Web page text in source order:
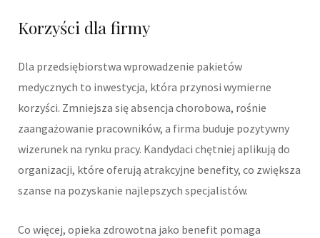
Korzyści dla firmy
Dla przedsiębiorstwa wprowadzenie pakietów
medycznych to inwestycja, która przynosi wymierne
korzyści. Zmniejsza się absencja chorobowa, rośnie
zaangażowanie pracowników, a firma buduje pozytywny
wizerunek na rynku pracy. Kandydaci chętniej aplikują do
organizacji, które oferują atrakcyjne benefity, co zwiększa
szanse na pozyskanie najlepszych specjalistów.
Co więcej, opieka zdrowotna jako benefit pomaga